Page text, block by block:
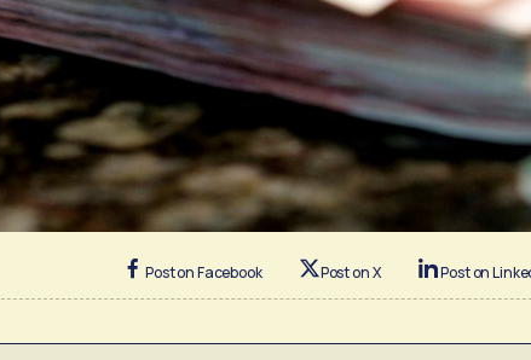
Post on Facebook Post on X Post on